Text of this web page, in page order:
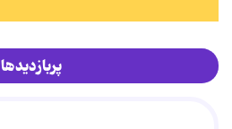
پربازدیدها